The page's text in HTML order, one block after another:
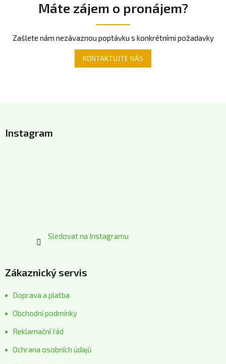
Máte zájem o pronájem?
Zašlete nám nezávaznou poptávku s konkrétními požadavky
KONTAKTUJTE NÁS
pInstagram
Sledovat na Instagramu
Zákaznický servis
Doprava a platba
Obchodní podmínky
Reklamační řád
Ochrana osobních údajů